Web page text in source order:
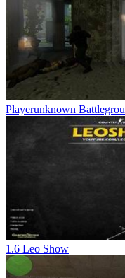
Playerunknown
1.6 Leo Show